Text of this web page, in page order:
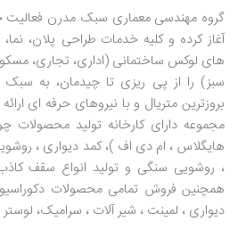
آغاز کرده و کلیه خدمات طراحی پلان،
های لوکس ساختمانی (اداری، تجاری،
سبز) را از پی ریزی تا چیدمان، به
بروزترین متریال و با نیروهای حرفه ای
مجموعه دارای کارخانه تولید محصولات
هایگلاس ، ام دی اف )، کمد دیواری ،
، روشویی سنگی و تولید انواع سقف کاذب،
همچنین فروش تمامی محصولات
دیواری ، لمینت ، شیر آلات ، سرامیک،